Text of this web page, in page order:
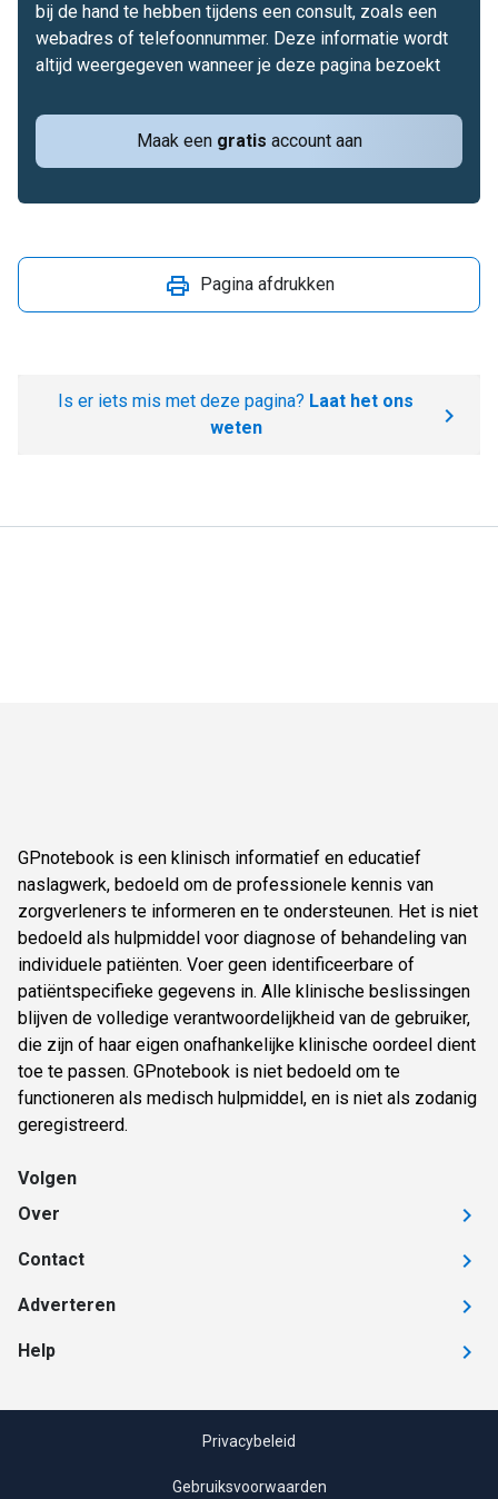
Maak een gratis account aan
bij de hand te hebben tijdens een consult, zoals een
webadres of telefoonnummer. Deze informatie wordt
altijd weergegeven wanneer je deze pagina bezoekt
Pagina afdrukken
Is er iets mis met deze pagina? Laat het ons
weten
GPnotebook is een klinisch informatief en educatief
naslagwerk, bedoeld om de professionele kennis van
zorgverleners te informeren en te ondersteunen. Het is niet
bedoeld als hulpmiddel voor diagnose of behandeling van
individuele patiënten. Voer geen identificeerbare of
patiëntspecifieke gegevens in. Alle klinische beslissingen
blijven de volledige verantwoordelijkheid van de gebruiker,
die zijn of haar eigen onafhankelijke klinische oordeel dient
toe te passen. GPnotebook is niet bedoeld om te
functioneren als medisch hulpmiddel, en is niet als zodanig
geregistreerd.
Volgen
Over
Contact
Adverteren
Help
Privacybeleid
Gebruiksvoorwaarden